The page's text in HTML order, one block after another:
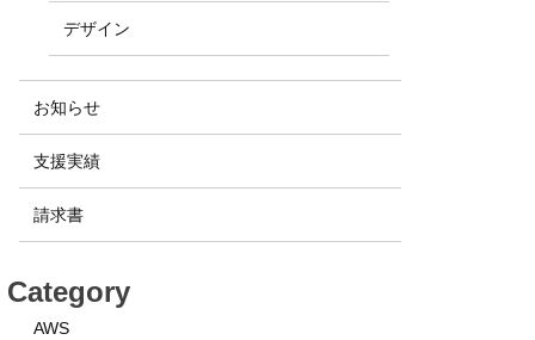
デザイン
お知らせ
支援実績
請求書
Category
AWS